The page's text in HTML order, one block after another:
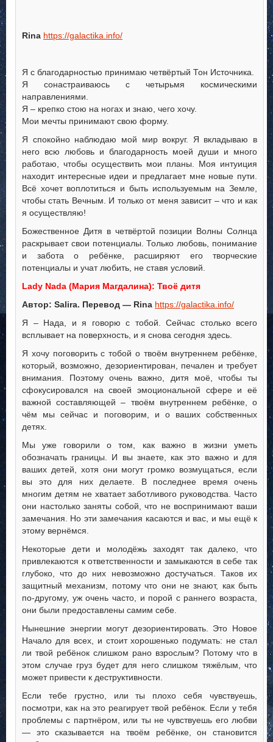
Rina https://galactika.info/
Я с благодарностью принимаю четвёртый Тон Источника.
Я сонастраиваюсь с четырьмя космическими
направлениями.
Я – крепко стою на ногах и знаю, чего хочу.
Мои мечты принимают свою форму.
Я спокойно наблюдаю мой мир вокруг. Я вкладываю в
него всю любовь и благодарность моей души и много
работаю, чтобы осуществить мои планы. Моя интуиция
находит интересные идеи и предлагает мне новые пути.
Всё хочет воплотиться и быть используемым на Земле,
чтобы стать Вечным. И только от меня зависит – что и как
я осуществляю!
Божественное Дитя в четвёртой позиции Волны Солнца
раскрывает свои потенциалы. Только любовь, понимание
и забота о ребёнке, расширяют его творческие
потенциалы и учат любить, не ставя условий.
Lady Nada (Мария Магдалина): Твоё дитя
Автор: Salira. Перевод — Rina https://galactika.info/
Я – Нада, и я говорю с тобой. Сейчас столько всего
всплывает на поверхность, и я снова сегодня здесь.
Я хочу поговорить с тобой о твоём внутреннем ребёнке,
который, возможно, дезориентирован, печален и требует
внимания. Поэтому очень важно, дитя моё, чтобы ты
сфокусировался на своей эмоциональной сфере и её
важной составляющей – твоём внутреннем ребёнке, о
чём мы сейчас и поговорим, и о ваших собственных
детях.
Мы уже говорили о том, как важно в жизни уметь
обозначать границы. И вы знаете, как это важно и для
ваших детей, хотя они могут громко возмущаться, если
вы это для них делаете. В последнее время очень
многим детям не хватает заботливого руководства. Часто
они настолько заняты собой, что не воспринимают ваши
замечания. Но эти замечания касаются и вас, и мы ещё к
этому вернёмся.
Некоторые дети и молодёжь заходят так далеко, что
привлекаются к ответственности и замыкаются в себе так
глубоко, что до них невозможно достучаться. Таков их
защитный механизм, потому что они не знают, как быть
по-другому, уж очень часто, и порой с раннего возраста,
они были предоставлены самим себе.
Нынешние энергии могут дезориентировать. Это Новое
Начало для всех, и стоит хорошенько подумать: не стал
ли твой ребёнок слишком рано взрослым? Потому что в
этом случае груз будет для него слишком тяжёлым, что
может привести к деструктивности.
Если тебе грустно, или ты плохо себя чувствуешь,
посмотри, как на это реагирует твой ребёнок. Если у тебя
проблемы с партнёром, или ты не чувствуешь его любви
— это сказывается на твоём ребёнке, он становится